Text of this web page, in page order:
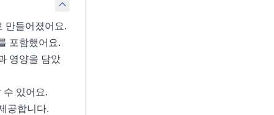
만들어졌어요.
포함했어요.
영양을 담았
수 있어요.
공합니다.